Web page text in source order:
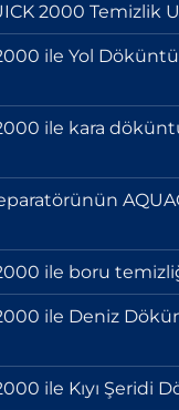
2000 Temizlik
ile Yol
ile kara
ile boru
ile Deniz
ile Kıyı Şeridi